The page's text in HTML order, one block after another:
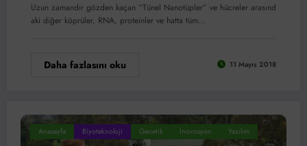
Uzun zamandır gözden kaçan “Tünel Nanotüpler” ve hücreler arasınd
aki diğer köprüler, RNA, proteinler ve hatta tüm…
Daha fazlasını oku 11 Mayıs 2018
Anasayfa Biyoteknoloji Genetik İnovosyon Yazılım